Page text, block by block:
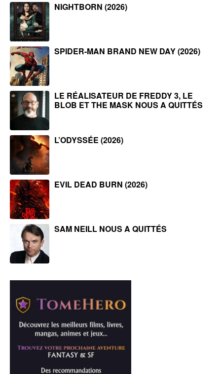
NIGHTBORN (2026)
SPIDER-MAN BRAND NEW DAY (2026)
LE RÉALISATEUR DE FREDDY 3, LE
BLOB ET THE MASK NOUS A QUITTÉS
L’ODYSSÉE (2026)
EVIL DEAD BURN (2026)
SAM NEILL NOUS A QUITTÉS